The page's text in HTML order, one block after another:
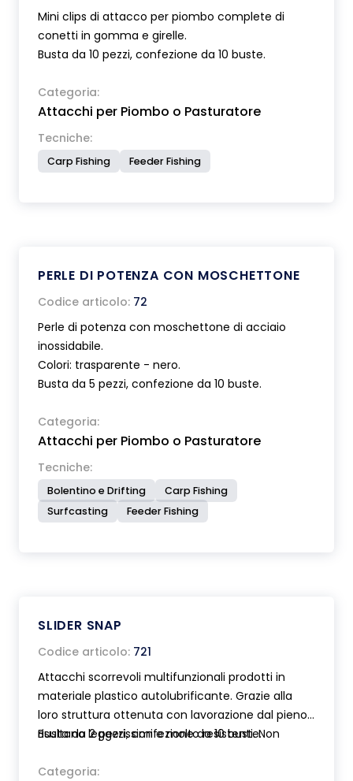
Mini clips di attacco per piombo complete di
conetti in gomma e girelle.
Busta da 10 pezzi, confezione da 10 buste.
Categoria:
Attacchi per Piombo o Pasturatore
Tecniche:
Carp Fishing Feeder Fishing
PERLE DI POTENZA CON MOSCHETTONE
Codice articolo: 72
Perle di potenza con moschettone di acciaio
inossidabile.
Colori: trasparente - nero.
Busta da 5 pezzi, confezione da 10 buste.
Categoria:
Attacchi per Piombo o Pasturatore
Tecniche:
Bolentino e Drifting
Carp Fishing
Surfcasting
Feeder Fishing
SLIDER SNAP
Codice articolo: 721
Attacchi scorrevoli multifunzionali prodotti in
materiale plastico autolubrificante. Grazie alla
loro struttura ottenuta con lavorazione dal pieno
risultano leggerissimi e molto resistenti. Non
Busta da 2 pezzi, confezione da 10 buste.
Categoria: